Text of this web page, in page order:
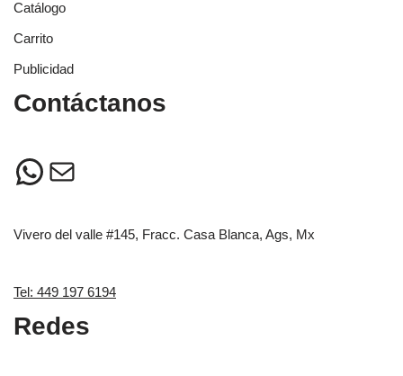
Catálogo
Carrito
Publicidad
Contáctanos
Vivero del valle #145, Fracc. Casa Blanca, Ags, Mx
Tel: 449 197 6194
Redes